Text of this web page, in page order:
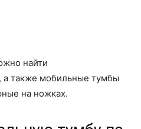
найти
также мобильные тумбы
на ножках.